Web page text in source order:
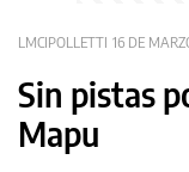
LMCIPOLLETTI 16 DE
Sin pistas
Mapu